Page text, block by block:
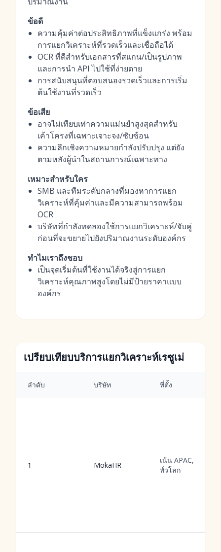
ข้อดี
ความคุ้มค่าต่อประสิทธิภาพที่แข็งแกร่ง พร้อม
การแยกวิเคราะห์ที่รวดเร็วและเชื่อถือได้
OCR ที่ดีสำหรับเอกสารที่สแกน/เป็นรูปภาพ
และการนำ API ไปใช้ที่ง่ายดาย
การสนับสนุนที่ตอบสนองรวดเร็วและการเริ่ม
ต้นใช้งานที่รวดเร็ว
ข้อเสีย
อาจไม่เทียบเท่าความแม่นยำสูงสุดสำหรับ
เค้าโครงที่เฉพาะเจาะจง/ซับซ้อน
ความลึกเชิงความหมายกำลังปรับปรุง แต่ยัง
ตามหลังผู้นำในสถานการณ์เฉพาะทาง
เหมาะสำหรับใคร
SMB และทีมระดับกลางที่มองหาการแยก
วิเคราะห์ที่คุ้มค่าและมีความสามารถพร้อม
OCR
บริษัทที่กำลังทดลองใช้การแยกวิเคราะห์/จับคู่
ก่อนที่จะขยายไปยังปริมาณงานระดับองค์กร
ทำไมเราถึงชอบ
เป็นจุดเริ่มต้นที่ใช้งานได้จริงสู่การแยก
วิเคราะห์คุณภาพสูงโดยไม่มีป้ายราคาแบบ
องค์กร
เปรียบเทียบบริการแยกวิเคราะห์เรซูเม่
ลำดับ บริษัท ที่ตั้ง
1 MokaHR
เน้น APAC,
ทั่วโลก